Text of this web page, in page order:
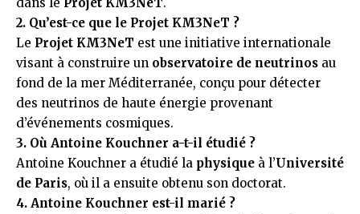
2. Qu’est-ce que le Projet KM3NeT ?
Le Projet KM3NeT est une initiative internationale
visant à construire un observatoire de neutrinos au
fond de la mer Méditerranée, conçu pour détecter
des neutrinos de haute énergie provenant
d’événements cosmiques.
3. Où Antoine Kouchner a-t-il étudié ?
Antoine Kouchner a étudié la physique à l’Université
de Paris, où il a ensuite obtenu son doctorat.
4. Antoine Kouchner est-il marié ?